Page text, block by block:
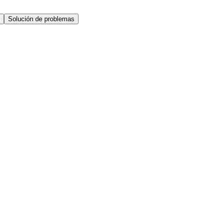
Solución de problemas